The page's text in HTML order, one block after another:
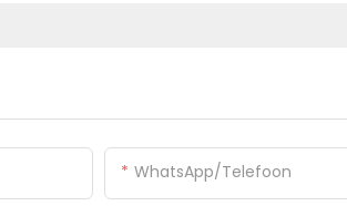
WhatsApp/Telefoon